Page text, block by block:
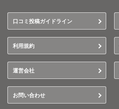
口コミ投稿ガイドライン
利用規約
運営会社
お問い合わせ